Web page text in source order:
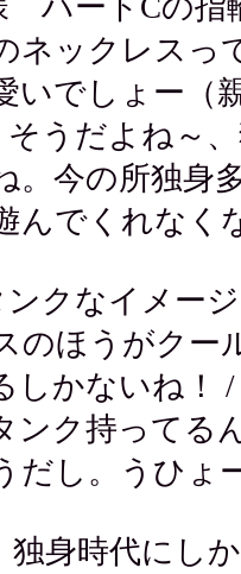
ネックレスっ
いでしょー（
うだよね～、
。今の所独身
んでくれなく
クなイメージ
のほうがクー
しかないね！ /
ク持ってる
だし。うひょ
独身時代にし